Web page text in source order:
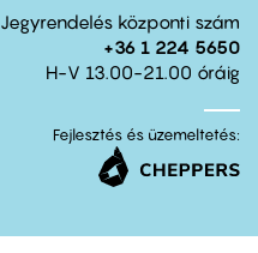
Jegyrendelés központi szám
+36 1 224 5650
H-V 13.00-21.00 óráig
Fejlesztés és üzemeltetés: